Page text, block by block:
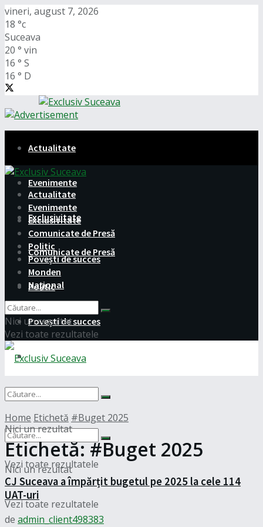
vineri, august 7, 2026
18 °c
Suceava
20 ° vin
16 ° S
16 ° D
Actualitate
Evenimente
Exclusivitate
Comunicate de Presă
Politic
Povești de succes
Monden
Național
Nici un rezultat
Vezi toate rezultatele
Actualitate
Evenimente
Exclusivitate
Comunicate de Presă
Politic
Povești de succes
Monden
Național
Nici un rezultat
Vezi toate rezultatele
Nici un rezultat
Vezi toate rezultatele
Home Etichetă #Buget 2025
Etichetă:#Buget 2025
CJ Suceava a împărțit bugetul pe 2025 la cele 114
UAT-uri
de admin_client498383